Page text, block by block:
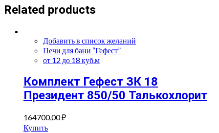
Related products
Добавить в список желаний
Печи для бани “Гефест”
от 12 до 18 куб.м
Комплект Гефест ЗК 18
Президент 850/50 Талькохлорит
164700,00₽
Купить